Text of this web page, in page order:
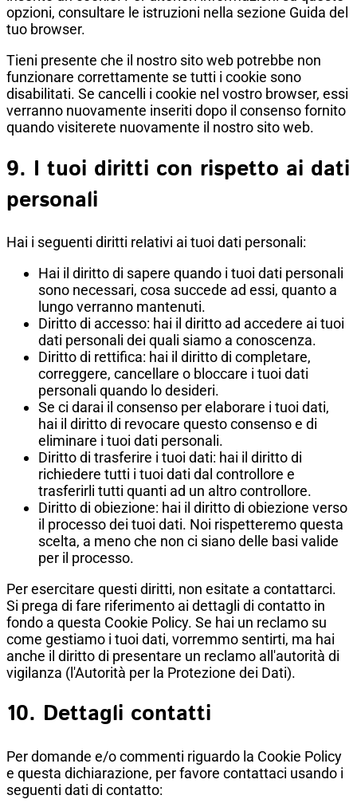
opzioni, consultare le istruzioni nella sezione Guida del
tuo browser.
Tieni presente che il nostro sito web potrebbe non
funzionare correttamente se tutti i cookie sono
disabilitati. Se cancelli i cookie nel vostro browser, essi
verranno nuovamente inseriti dopo il consenso fornito
quando visiterete nuovamente il nostro sito web.
9. I tuoi diritti con rispetto ai dati
personali
Hai i seguenti diritti relativi ai tuoi dati personali:
Hai il diritto di sapere quando i tuoi dati personali
sono necessari, cosa succede ad essi, quanto a
lungo verranno mantenuti.
Diritto di accesso: hai il diritto ad accedere ai tuoi
dati personali dei quali siamo a conoscenza.
Diritto di rettifica: hai il diritto di completare,
correggere, cancellare o bloccare i tuoi dati
personali quando lo desideri.
Se ci darai il consenso per elaborare i tuoi dati,
hai il diritto di revocare questo consenso e di
eliminare i tuoi dati personali.
Diritto di trasferire i tuoi dati: hai il diritto di
richiedere tutti i tuoi dati dal controllore e
trasferirli tutti quanti ad un altro controllore.
Diritto di obiezione: hai il diritto di obiezione verso
il processo dei tuoi dati. Noi rispetteremo questa
scelta, a meno che non ci siano delle basi valide
per il processo.
Per esercitare questi diritti, non esitate a contattarci.
Si prega di fare riferimento ai dettagli di contatto in
fondo a questa Cookie Policy. Se hai un reclamo su
come gestiamo i tuoi dati, vorremmo sentirti, ma hai
anche il diritto di presentare un reclamo all'autorità di
vigilanza (l'Autorità per la Protezione dei Dati).
10. Dettagli contatti
Per domande e/o commenti riguardo la Cookie Policy
e questa dichiarazione, per favore contattaci usando i
seguenti dati di contatto: